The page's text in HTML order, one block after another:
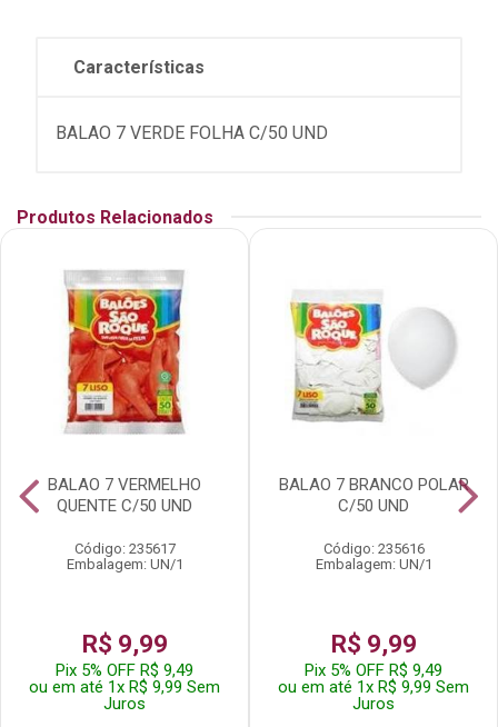
Características
BALAO 7 VERDE FOLHA C/50 UND
Produtos Relacionados
BALAO 7 VERMELHO
QUENTE C/50 UND
Código: 235617
Embalagem: UN/1
R$ 9,99
Pix 5% OFF R$ 9,49
ou em até 1x R$ 9,99 Sem
Juros
BALAO 7 BRANCO POLAR
C/50 UND
Código: 235616
Embalagem: UN/1
R$ 9,99
Pix 5% OFF R$ 9,49
ou em até 1x R$ 9,99 Sem
Juros